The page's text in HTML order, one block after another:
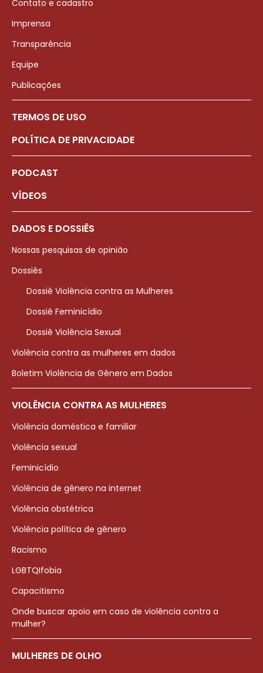
Contato e cadastro
Imprensa
Transparência
Equipe
Publicações
TERMOS DE USO
POLÍTICA DE PRIVACIDADE
PODCAST
VÍDEOS
DADOS E DOSSIÊS
Nossas pesquisas de opinião
Dossiês
Dossiê Violência contra as Mulheres
Dossiê Feminicídio
Dossiê Violência Sexual
Violência contra as mulheres em dados
Boletim Violência de Gênero em Dados
VIOLÊNCIA CONTRA AS MULHERES
Violência doméstica e familiar
Violência sexual
Feminicídio
Violência de gênero na internet
Violência obstétrica
Violência política de gênero
Racismo
LGBTQIfobia
Capacitismo
Onde buscar apoio em caso de violência contra a
mulher?
MULHERES DE OLHO